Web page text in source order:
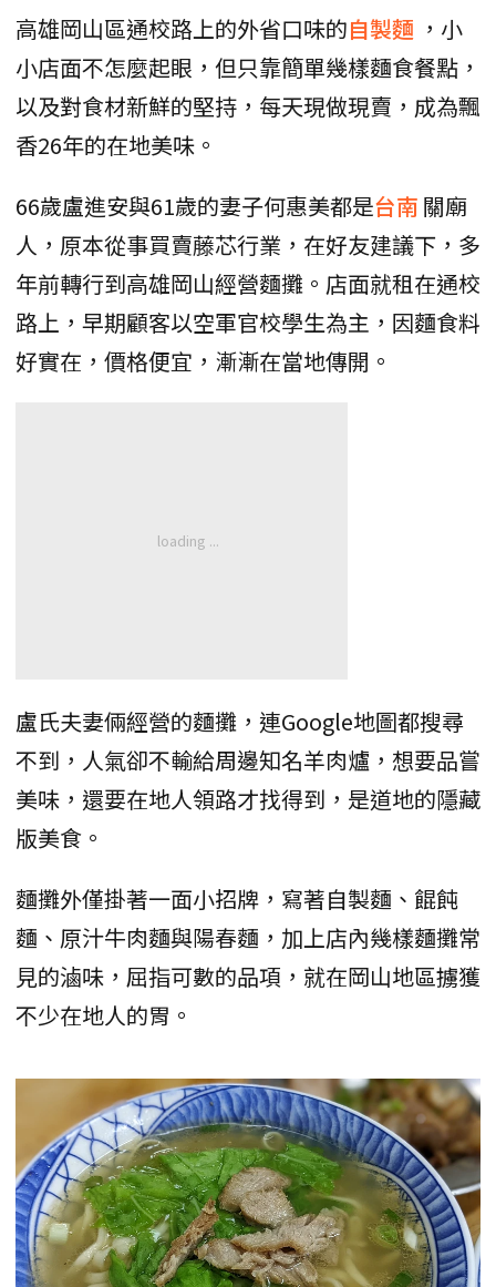
高雄岡山區通校路上的外省口味的自製麵 ，小
小店面不怎麼起眼，但只靠簡單幾樣麵食餐點，
以及對食材新鮮的堅持，每天現做現賣，成為飄
香26年的在地美味。
66歲盧進安與61歲的妻子何惠美都是台南 關廟
人，原本從事買賣藤芯行業，在好友建議下，多
年前轉行到高雄岡山經營麵攤。店面就租在通校
路上，早期顧客以空軍官校學生為主，因麵食料
好實在，價格便宜，漸漸在當地傳開。
盧氏夫妻倆經營的麵攤，連Google地圖都搜尋
不到，人氣卻不輸給周邊知名羊肉爐，想要品嘗
美味，還要在地人領路才找得到，是道地的隱藏
版美食。
麵攤外僅掛著一面小招牌，寫著自製麵、餛飩
麵、原汁牛肉麵與陽春麵，加上店內幾樣麵攤常
見的滷味，屈指可數的品項，就在岡山地區擄獲
不少在地人的胃。